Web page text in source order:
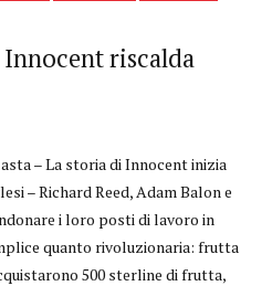
riscalda
– La storia di Innocent inizia
– Richard Reed, Adam Balon e
i loro posti di lavoro in
quanto rivoluzionaria: frutta
500 sterline di frutta,